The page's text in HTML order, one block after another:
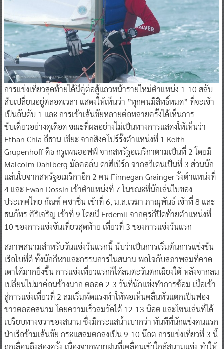
การแข่งเที่ยวสุดท้ายได้มีคู่ต่อสู้แถวหน้ารายใหม่ตำแหน่ง 1-10 สลับ
สับเปลี่ยนอยู่ตลอดเวลา แสดงให้เห็นว่า ”ทุกคนมีสิทธิ์หมด” ที่จะเข้า
เป็นอันดับ 1 และ การเข้าเส้นชัยหลายต่อหลายครั้งได้เห็นการ
ขับเคี่ยวอย่างดุเดือด ขณะที่ผลอย่างไม่เป็นทางการแสดงให้เห็นว่า
Ethan Chia อีธาน เชียะ จากสิงคโปร์รั้งตำแหน่งที่ 1 Keith
Grupenhoff คีธ กรูเพนฮอฟฟ์ จากสหรัฐอเมริกาตามเป็นที่ 2 โดยมี
Malcolm Dahlberg มัลคอล์ม ดาฮีเบิร์ก จากสวีเดนเป็นที่ 3 ส่วนนัก
แล่นใบจากสหรัฐอเมริกาอีก 2 คน Finnegan Grainger รั้งตำแหน่งที่
4 และ Ewan Dossin เข้าตำแหน่งที่ 7 ในขณะที่นักเล่นใบของ
ประเทศไทย กัณฑ์ คชาชื่น เข้าที่ 6, ม.ล.เวฆา ภาณุพันธ์ เข้าที่ 8 และ
ธนภัทร ศิริเจริญ เข้าที่ 9 โดยมี Erdemil จากตุรกีปิดท้ายตำแหน่งที่
10 ของการแข่งขันเที่ยวสุดท้าย เที่ยวที่ 3 ของการแข่งวันแรก
สภาพสนามสำหรับวันแข่งวันแรกนี้ นับว่าเป็นการเริ่มต้นการแข่งขัน
เรือใบที่ดี ทั้งนักกีฬาและกรรมการในสนาม พอใจกับสภาพลมที่คาด
เดาได้มากยิ่งขึ้น การแข่งเที่ยวแรกก็ได้ลมตะวันตกเฉียงใต้ หลังจากลม
เปลี่ยนไปมาค่อนข้างมาก ตลอด 2-3 วันที่นักแข่งทำการซ้อม เมื่อเข้า
สู่การแข่งเที่ยวที่ 2 ลมเริ่มพัดแรงทำให้พอเห็นคลื่นหัวแตกเป็นฟอง
ขาวตลอดสนาม โดยความเร็วลมวัดได้ 12-13 น๊อต และโซนเล่นที่ได้
เปรียบทางขวาของสนาม ซึ่งมีกระแสน้ำเบากว่า ทันทีที่นักแข่งคนแรก
นำเรือข้ามเส้นชัย กระแสลมตกลงเป็น 9-10 น๊อต การแข่งเที่ยวที่ 3 นี้
ถูกเลื่อนถึงสองครั้ง เนื่องจากพายุฝนที่เคลื่อนเข้าใกล้สนามแข่ง ทำให้